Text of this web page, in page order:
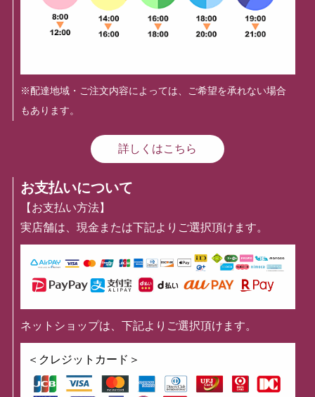
※配達地域・ご注文内容によっては、ご希望を承れない場合
もあります。
詳しくはこちら
お支払いについて
【お支払い方法】
実店舗は、現金または下記よりご選択頂けます。
ネットショップは、下記よりご選択頂けます。
＜クレジットカード＞